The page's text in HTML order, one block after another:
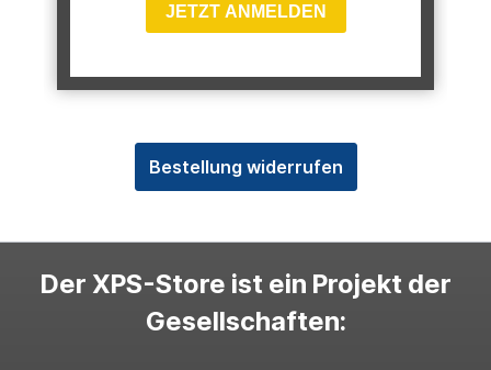
JETZT ANMELDEN
Bestellung widerrufen
Der XPS-Store ist ein Projekt der
Gesellschaften: